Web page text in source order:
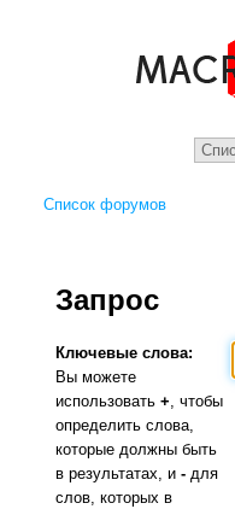
Список форумов
Запрос
Ключевые слова:
Вы можете
использовать+, чтобы
определить слова,
которые должны быть
в результатах, и- для
слов, которых в